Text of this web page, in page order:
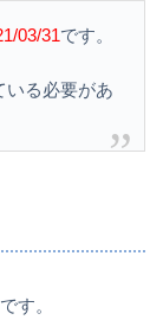
03/31です。
いる必要があ
です。